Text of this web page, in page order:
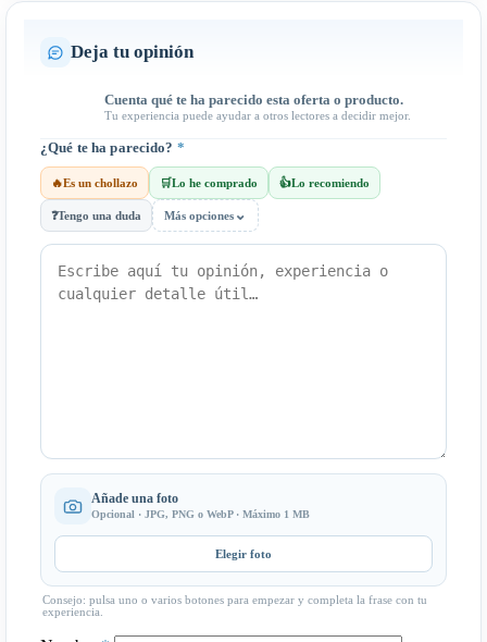
Deja tu opinión
Cuenta qué te ha parecido esta oferta o producto.
Tu experiencia puede ayudar a otros lectores a decidir mejor.
¿Qué te ha parecido? *
🔥Es un chollazo 🛒Lo he comprado 👍Lo recomiendo
❓Tengo una duda Más opciones ⌄
Añade una foto
Opcional · JPG, PNG o WebP · Máximo 1 MB
Elegir foto
Consejo: pulsa uno o varios botones para empezar y completa la frase con tu
experiencia.